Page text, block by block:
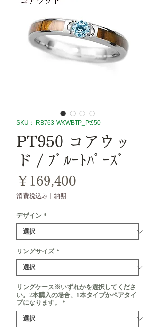
SKU： RB763-WKWBTP_Pt950
PT950 コアウッ
ド / ﾌﾞﾙｰﾄﾊﾟｰｽﾞ
￥169,400
消費税込み 納期
デザイン *
リングサイズ *
リングケース※いずれかを選択してくださ
い。2本購入の場合、1本タイプかペアタイ
プになります。
*